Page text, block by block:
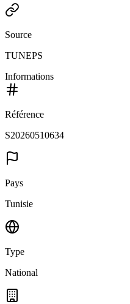
Source
TUNEPS
Informations
Référence
S20260510634
Pays
Tunisie
Type
National